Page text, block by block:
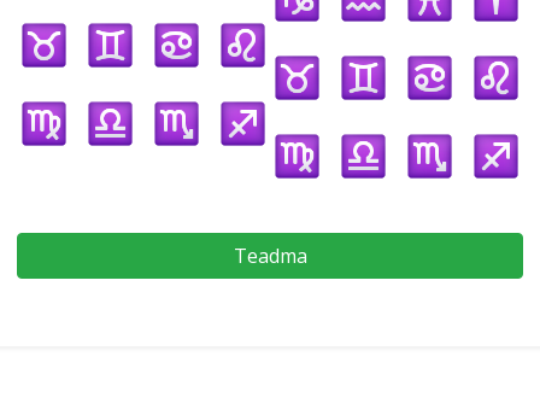
Teadma